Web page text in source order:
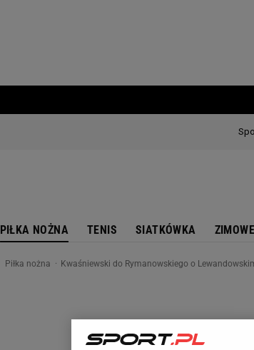
PIŁKA NOŻNA TENIS SIATKÓWKA ZIMOWE
Piłka nożna Kwaśniewski do Rymanowskiego o